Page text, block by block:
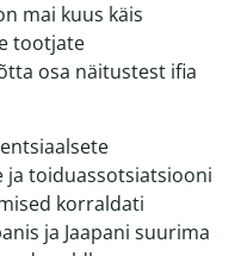
mai kuus käis
tootjate
osa näitustest ifia
ja toiduassotsiatsiooni
korraldati
ja Jaapani suurima